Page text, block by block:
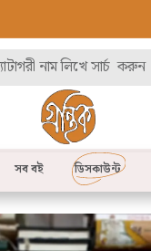
সব বই ডিসকাউন্ট